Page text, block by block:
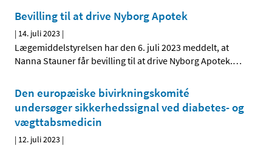
Bevilling til at drive Nyborg Apotek
| 14. juli 2023 |
Lægemiddelstyrelsen har den 6. juli 2023 meddelt, at
Nanna Stauner får bevilling til at drive Nyborg Apotek.…
Den europæiske bivirkningskomité
undersøger sikkerhedssignal ved diabetes- og
vægttabsmedicin
| 12. juli 2023 |